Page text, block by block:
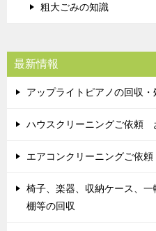
粗大ごみの知識
最新情報
アップライトピアノの回収
ハウスクリーニングご依頼
エアコンクリーニングご依
椅子、楽器、収納ケース、
棚等の回収